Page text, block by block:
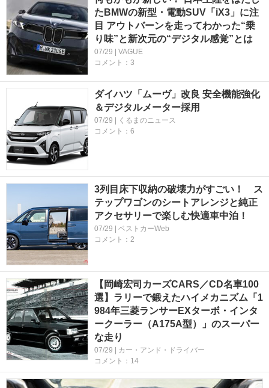
たBMWの新型・電動SUV「iX3」に注
目 アウトバーンを走ってわかった“乗
り味”と新次元の“デジタル感覚”とは
07/29 | VAGUE
コメント：3
ダイハツ「ムーヴ」改良 安全機能強化
＆デジタルメーター採用
07/29 | くるまのニュース
コメント：6
3列目床下収納の破壊力がすごい！ ス
テップワゴンのシートアレンジと純正
アクセサリーで楽しむ快適車中泊！
07/29 | ベストカーWeb
コメント：2
【岡崎宏司カーズCARS／CD名車100
選】ラリーで鍛えたハイメカニズム「1
984年三菱ランサーEXターボ・インタ
ークーラー（A175A型）」のスーパー
な走り
07/29 | カー・アンド・ドライバー
コメント：14